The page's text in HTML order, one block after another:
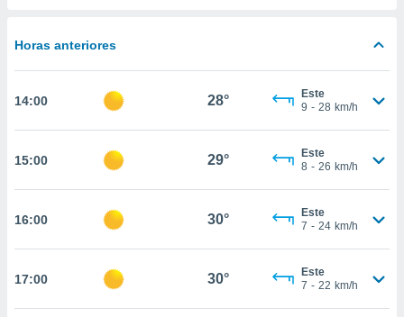
basada
permite
coste.
botón
a la
todas
ya sean
CONTINUAR
Horas anteriores
14:00 28°
Este
9 - 28 km/h
15:00 29°
Este
8 - 26 km/h
16:00 30°
Este
7 - 24 km/h
17:00 30°
Este
7 - 22 km/h